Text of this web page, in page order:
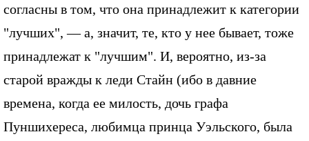
согласны в том, что она принадлежит к категории
"лучших", — а, значит, те, кто у нее бывает, тоже
принадлежат к "лучшим". И, вероятно, из-за
старой вражды к леди Стайн (ибо в давние
времена, когда ее милость, дочь графа
Пуншихереса, любимца принца Уэльского, была